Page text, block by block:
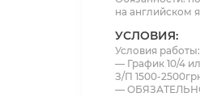
на английском
УСЛОВИЯ:
Условия работы:
— График 10/4
З/П 1500-
—